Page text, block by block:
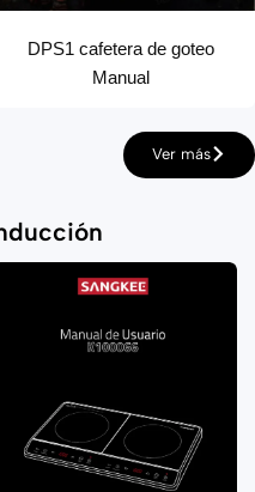
DPS1 cafetera de goteo
Manual
Ver más